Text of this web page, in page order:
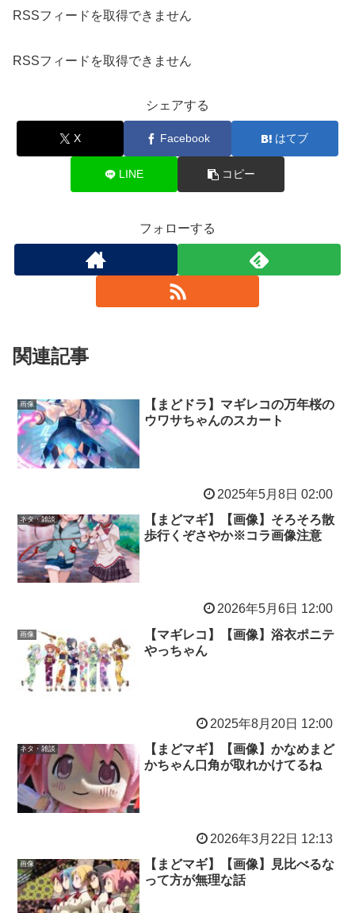
RSSフィードを取得できません
RSSフィードを取得できません
シェアする
X Facebook はてブ
LINE コピー
フォローする
関連記事
画像
【まどドラ】マギレコの万年桜の
ウワサちゃんのスカート
2025年5月8日 02:00
ネタ・雑談
【まどマギ】【画像】そろそろ散
歩行くぞさやか※コラ画像注意
2026年5月6日 12:00
画像
【マギレコ】【画像】浴衣ポニテ
やっちゃん
2025年8月20日 12:00
ネタ・雑談
【まどマギ】【画像】かなめまど
かちゃん口角が取れかけてるね
2026年3月22日 12:13
画像
【まどマギ】【画像】見比べるな
って方が無理な話